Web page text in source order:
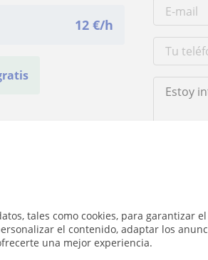
tales como cookies, para garantizar el
el contenido, adaptar los
una mejor experiencia.
12 €/h